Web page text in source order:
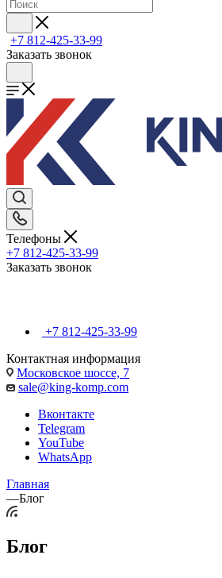
+7 812-425-33-99
Заказать звонок
Телефоны
+7 812-425-33-99
Заказать звонок
+7 812-425-33-99
Контактная информация
Московское шоссе, 7
sale@king-komp.com
Вконтакте
Telegram
YouTube
WhatsApp
Главная
—Блог
Блог